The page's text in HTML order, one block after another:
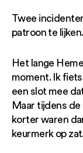
Twee
patroon te
Het lange
moment. Ik
een slot mee
Maar tijdens
korter waren
keurmerk op